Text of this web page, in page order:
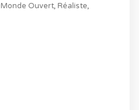
Monde Ouvert Réaliste